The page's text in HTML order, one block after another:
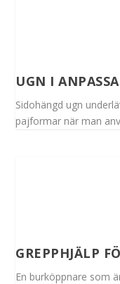
UGN I
Sidohängd ugn
pajformar när man
GREPPHJÄLP
En burköppnare som